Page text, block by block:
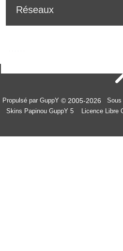
Réseaux
Propulsé par GuppY © 2005-2026
Sous
Skins Papinou GuppY 5
Licence Libre